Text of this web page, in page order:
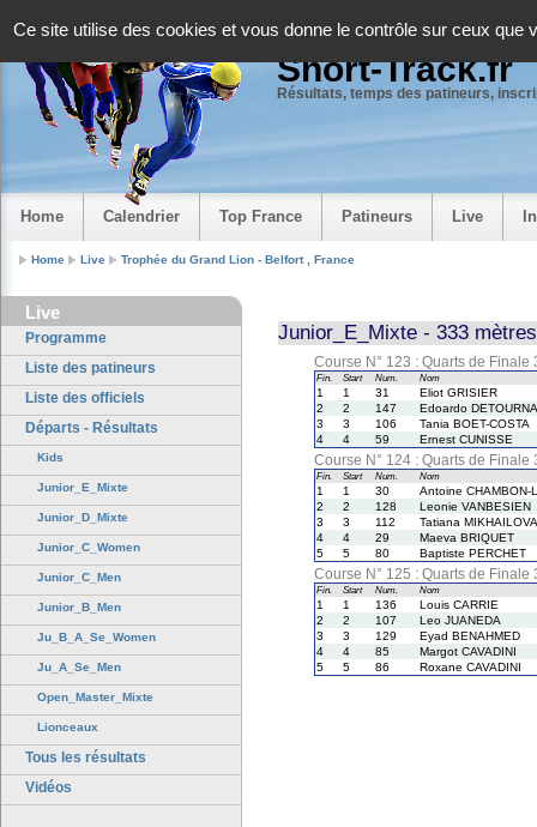
Ce site utilise des cookies et vous donne le contrôle sur ceux que
Short-Track.fr
Résultats, temps des patineurs,
Home Calendrier Top France Patineurs Live
Home Live Trophée du Grand Lion - Belfort , France
Live
Programme
Liste des patineurs
Liste des officiels
Départs - Résultats
Kids
Junior_E_Mixte
Junior_D_Mixte
Junior_C_Women
Junior_C_Men
Junior_B_Men
Ju_B_A_Se_Women
Ju_A_Se_Men
Open_Master_Mixte
Lionceaux
Tous les résultats
Vidéos
Junior_E_Mixte - 333
Course N° 123 : Quarts de
Fin. Start Num. Nom
1 1 31
Eliot GRISIER
2
2 147
Edoardo
3
3 106
Tania BOET-COSTA
4
4 59 Ernest CUNISSE
Course N° 124 : Quarts de
Fin. Start Num. Nom
1 1 30
Antoine CHAMBON-
2
2 128
Leonie VANBESIEN
3
3 112
Tatiana MIKHAILOVA
4
4 29
Maeva BRIQUET
5
5 80 Baptiste PERCHET
Course N° 125 : Quarts de
Fin. Start Num. Nom
1 1 136
Louis CARRIE
2
2 107
Leo JUANEDA
3
3 129
Eyad BENAHMED
4
4 85
Margot CAVADINI
5
5 86 Roxane CAVADINI